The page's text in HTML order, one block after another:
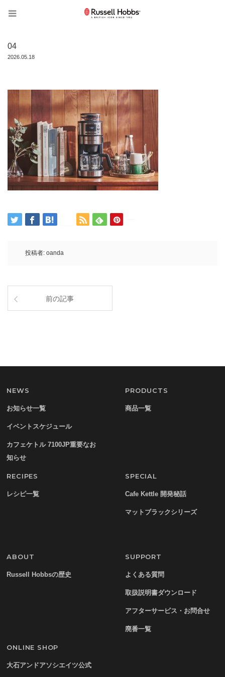
04
2026.05.18
投稿者: oanda
前の記事
NEWS
お知らせ一覧
イベントスケジュール
カフェケトル 7100JP重要なお
知らせ
PRODUCTS
商品一覧
RECIPES
レシピ一覧
SPECIAL
Cafe Kettle 開発秘話
マットブラックシリーズ
ABOUT
Russell Hobbsの歴史
SUPPORT
よくある質問
取扱説明書ダウンロード
アフターサービス・お問合せ
廃番一覧
ONLINE SHOP
大石アンドアソシエイツ公式